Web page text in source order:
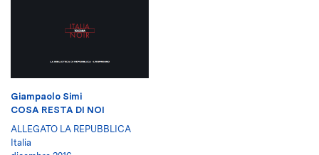
Giampaolo Simi
COSA RESTA DI NOI
ALLEGATO LA REPUBBLICA
Italia